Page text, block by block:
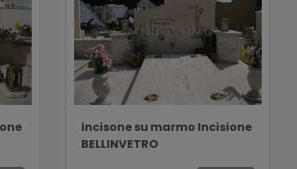
incisone su marmo Incisione
BELLINVETRO